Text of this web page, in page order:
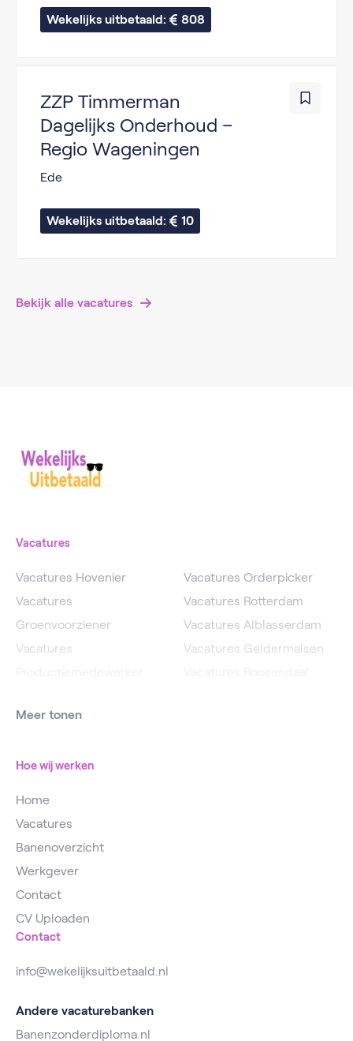
Wekelijks uitbetaald: 808
ZZP Timmerman
Dagelijks Onderhoud –
Regio Wageningen
Ede
Wekelijks uitbetaald: 10
Bekijk alle vacatures
Vacatures
Vacatures Hovenier
Vacatures
Groenvoorziener
Vacatures
Vacatures
Vacatures Orderpicker
Vacatures Rotterdam
Vacatures Alblasserdam
Vacatures Geldermalsen
Meer tonen
Hoe wij werken
Home
Vacatures
Banenoverzicht
Werkgever
Contact
CV Uploaden
Contact
info@wekelijksuitbetaald.nl
Andere vacaturebanken
Banenzonderdiploma.nl